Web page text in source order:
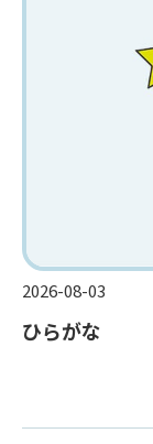
2026-08-03
ひらがな